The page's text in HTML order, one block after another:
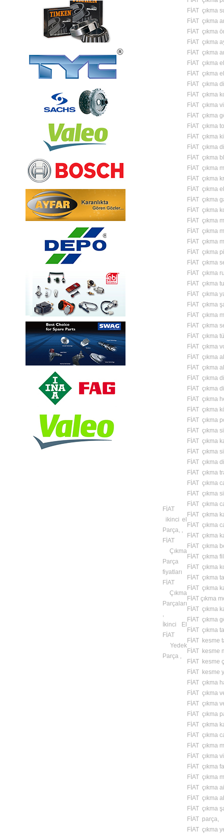
FİAT
ikinci el
Parça, ,
FİAT
Çıkma
Parça
fiyatları
FİAT
Çıkma
Parçaları
,
İkinci El
FİAT
Yedek
Parça ,
FİAT çıkma
FİAT çıkma
FİAT çıkma
FİAT çıkma
FİAT çıkma
FİAT çıkma
FİAT çıkma
FİAT çıkma
FİAT çıkma
FİAT çıkma
FİAT çıkma
FİAT çıkma
FİAT çıkma
FİAT çıkma
FİAT çıkma
FİAT çıkma
FİAT çıkma
FİAT çıkma
FİAT çıkma
FİAT çıkma
FİAT çıkma
FİAT çıkma
FİAT çıkma
FİAT çıkma
FİAT çıkma
FİAT çıkma
FİAT çıkma
FİAT çıkma
FİAT çıkma
FİAT çıkma
FİAT çıkma
FİAT çıkma
FİAT çıkma
FİAT çıkma
FİAT çıkma
FİAT çıkma
FİAT çıkma
FİAT çıkma
FİAT çıkma
FİAT çıkma
FİAT çıkma
FİAT çıkma
FİAT çıkma
FİAT çıkma
FİAT çıkma
FİAT çıkma
FİAT çıkma
FİAT çıkma
FİAT çıkma
FİAT çıkma
FİAT çıkma
FİAT çıkma
FİAT çıkma
FİAT çıkma
FİAT çıkma
FİAT çıkma
FİAT çıkma
FİAT çıkma
FİAT çıkma
FİAT çıkma
FİAT kesme
FİAT kesme
FİAT kesme
FİAT kesme
FİAT çıkma
FİAT çıkma
FİAT çıkma
FİAT çıkma
FİAT çıkma
FİAT çıkma
FİAT çıkma
FİAT çıkma
FİAT çıkma
FİAT çıkma
FİAT çıkma
FİAT çıkma
FİAT çıkma
FİAT parça,
FİAT çıkma